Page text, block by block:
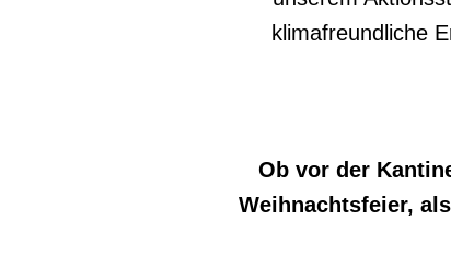
klimafreundliche
Ob vor der
Weihnachtsfeier,